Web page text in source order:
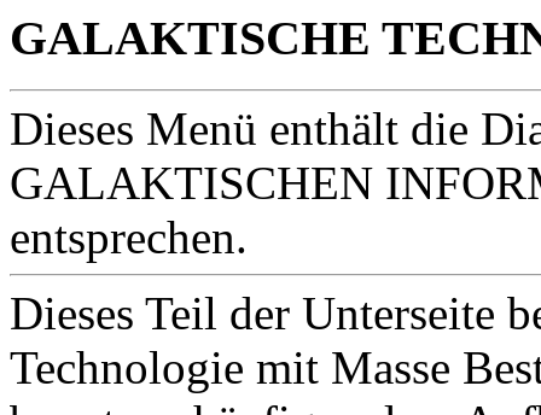
GALAKTISCHE
Dieses Menü enthält die
GALAKTISCHEN
entsprechen.
Dieses Teil der Unterseite
Technologie mit Masse